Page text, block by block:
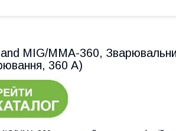
MIG/MMA-360,
360 А)